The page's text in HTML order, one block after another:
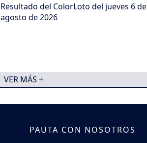
Resultado del ColorLoto del jueves 6 de
agosto de 2026
VER MÁS +
PAUTA CON NOSOTROS